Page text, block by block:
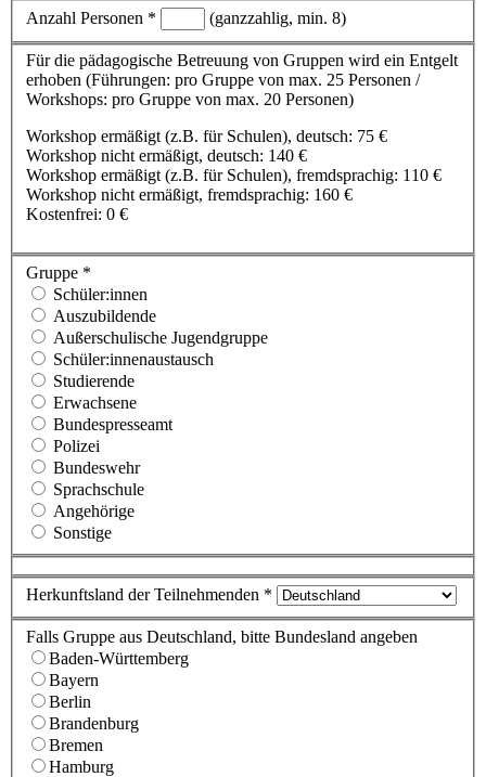
Anzahl Personen *
(ganzzahlig, min. 8)
Für die pädagogische Betreuung von Gruppen wird ein Entgelt
erhoben (Führungen: pro Gruppe von max. 25 Personen /
Workshops: pro Gruppe von max. 20 Personen)
Workshop ermäßigt (z.B. für Schulen), deutsch: 75 €
Workshop nicht ermäßigt, deutsch: 140 €
Workshop ermäßigt (z.B. für Schulen), fremdsprachig: 110 €
Workshop nicht ermäßigt, fremdsprachig: 160 €
Kostenfrei: 0 €
Gruppe *
Schüler:innen
Auszubildende
Außerschulische Jugendgruppe
Schüler:innenaustausch
Studierende
Erwachsene
Bundespresseamt
Polizei
Bundeswehr
Sprachschule
Angehörige
Sonstige
Herkunftsland der Teilnehmenden *
Falls Gruppe aus Deutschland, bitte Bundesland angeben
Baden-Württemberg
Bayern
Berlin
Brandenburg
Bremen
Hamburg